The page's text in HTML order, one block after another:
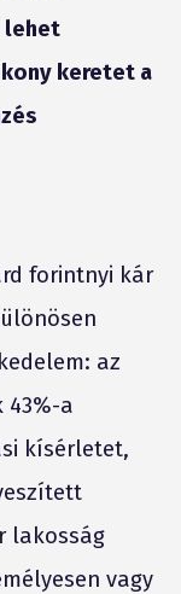
lehet
keretet a
forintnyi kár
az
a
kísérletet,
lakosság
vagy